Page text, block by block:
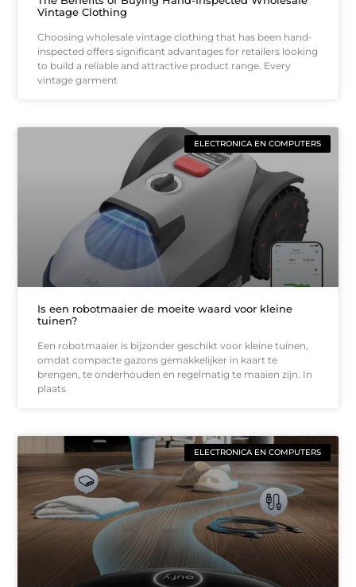
Vintage Clothing
Choosing wholesale vintage clothing that has been hand-
inspected offers significant advantages for retailers looking
to build a reliable and attractive product range. Every
vintage garment
ELECTRONICA EN COMPUTERS
Is een robotmaaier de moeite waard voor kleine
tuinen?
Een robotmaaier is bijzonder geschikt voor kleine tuinen,
omdat compacte gazons gemakkelijker in kaart te
brengen, te onderhouden en regelmatig te maaien zijn. In
plaats
ELECTRONICA EN COMPUTERS